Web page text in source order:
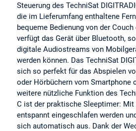
Steuerung des TechniSat
die im Lieferumfang enthaltene
bequeme Bedienung von der
verfügt das Gerät über Bluetooth,
digitale Audiostreams von
werden können. Das TechniSat
sich so perfekt für das Abspielen
oder Hörbüchern vom Smartphone
weitere nützliche Funktion des
C ist der praktische Sleeptimer:
entspannt eingeschlafen werden
sich automatisch aus. Dank der